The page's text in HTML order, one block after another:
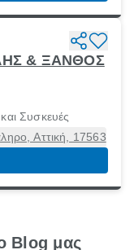
& ΞΑΝΘΟΣ
Συσκευές
Αττική, 17563
Blog μας